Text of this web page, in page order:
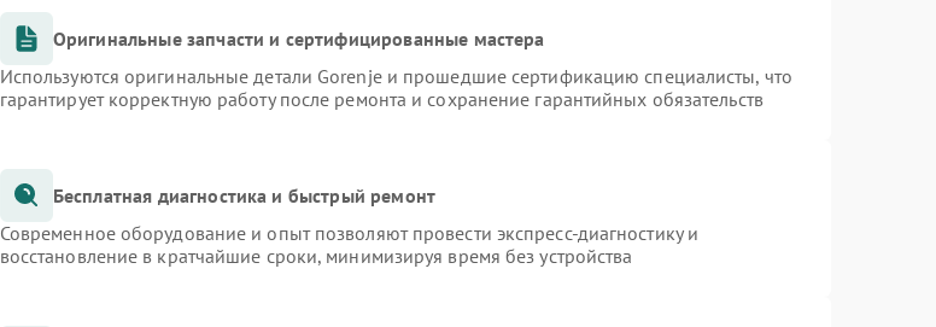
Оригинальные запчасти и сертифицированные мастера
Используются оригинальные детали Gorenje и прошедшие сертификацию специалисты, что
гарантирует корректную работу после ремонта и сохранение гарантийных обязательств
Бесплатная диагностика и быстрый ремонт
Современное оборудование и опыт позволяют провести экспресс-диагностику и
восстановление в кратчайшие сроки, минимизируя время без устройства